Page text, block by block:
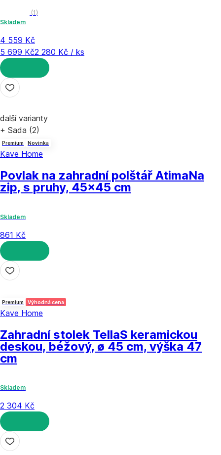
(1 )
Skladem
4 559 Kč
5 699 Kč2 280 Kč / ks
DO KOŠÍKU
další varianty
+ Sada (2)
Premium Novinka
Kave Home
Povlak na zahradní polštář AtimaNa
zip, s pruhy, 45x45 cm
Skladem
861 Kč
DO KOŠÍKU
Premium Výhodná cena
Kave Home
Zahradní stolek TellaS keramickou
deskou, béžový, ø 45 cm, výška 47
cm
Skladem
2 304 Kč
DO KOŠÍKU